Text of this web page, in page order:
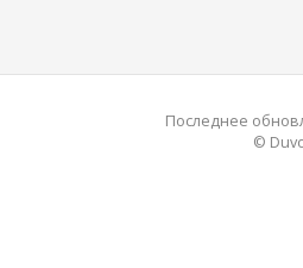
Последнее
©